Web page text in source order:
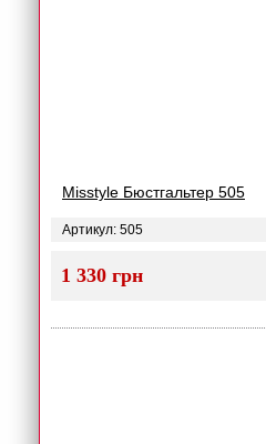
Misstyle Бюстгальтер 505
Артикул: 505
1 330 грн